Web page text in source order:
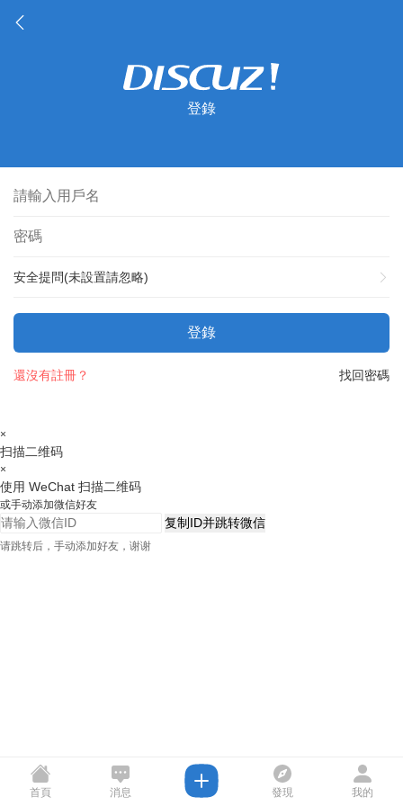
登錄
安全提問(未設置請忽略)
登錄
找回密碼
還沒有註冊？
×
扫描二维码
×
使用 WeChat 扫描二维码
或手动添加微信好友
复制ID并跳转微信
请跳转后，手动添加好友，谢谢
首頁 消息 發現 我的